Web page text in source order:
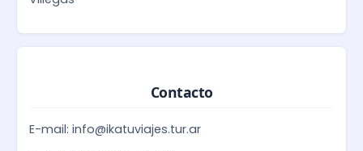
Contacto
E-mail: info@ikatuviajes.tur.ar